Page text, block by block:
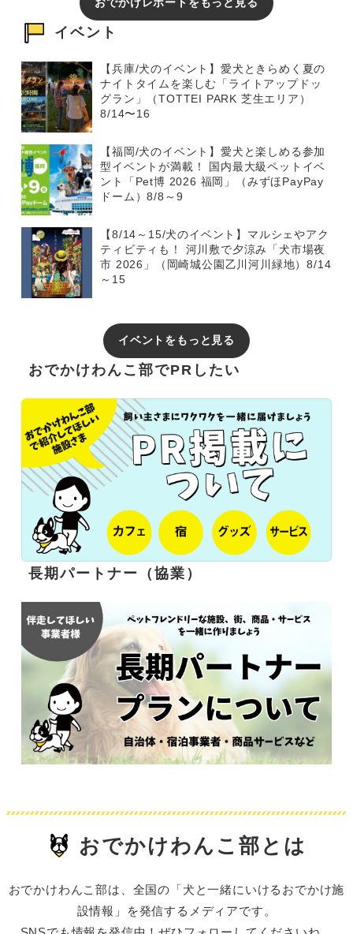
イベント
【兵庫/犬のイベント】愛犬ときらめく夏の
ナイトタイムを楽しむ「ライトアップドッ
グラン」（TOTTEI PARK 芝生エリア）
8/14〜16
【福岡/犬のイベント】愛犬と楽しめる参加
型イベントが満載！ 国内最大級ペットイベ
ント「Pet博 2026 福岡」（みずほPayPay
ドーム）8/8～9
【8/14～15/犬のイベント】マルシェやアク
ティビティも！ 河川敷で夕涼み「犬市場夜
市 2026」（岡崎城公園乙川河川緑地）8/14
～15
イベントをもっと見る
おでかけわんこ部でPRしたい
長期パートナー（協業）
おでかけわんこ部とは
おでかけわんこ部は、全国の「犬と一緒にいけるおでかけ施
設情報」を発信するメディアです。